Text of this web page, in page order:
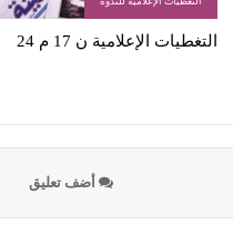
التغطيات الإعلامية ن 17 م 24
أضف تعليق